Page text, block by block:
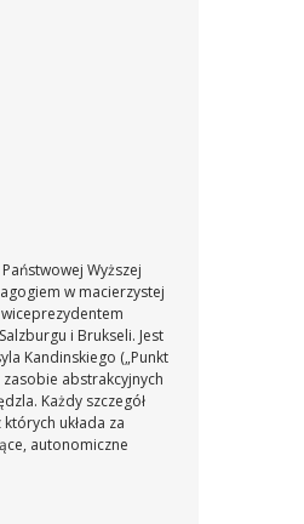
Wyższej
w macierzystej
wiceprezydentem
i Brukseli. Jest
Kandinskiego („Punkt
zasobie abstrakcyjnych
Każdy szczegół
układa za
autonomiczne